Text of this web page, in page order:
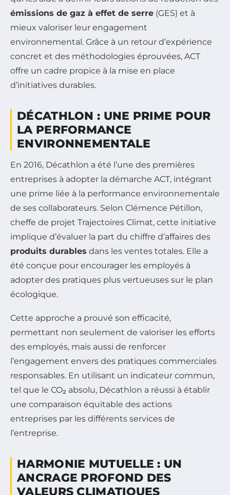
émissions de gaz à effet de serre (GES) et à
mieux valoriser leur engagement
environnemental. Grâce à un retour d’expérience
concret et des méthodologies éprouvées, ACT
offre un cadre propice à la mise en place
d’initiatives durables.
DÉCATHLON : UNE PRIME POUR
LA PERFORMANCE
ENVIRONNEMENTALE
En 2016, Décathlon a été l’une des premières
entreprises à adopter la démarche ACT, intégrant
une prime liée à la performance environnementale
de ses collaborateurs. Selon Clémence Pétillon,
cheffe de projet Trajectoires Climat, cette initiative
implique d’évaluer la part du chiffre d’affaires des
produits durables dans les ventes totales. Elle a
été conçue pour encourager les employés à
adopter des pratiques plus vertueuses sur le plan
écologique.
Cette approche a prouvé son efficacité,
permettant non seulement de valoriser les efforts
des employés, mais aussi de renforcer
l’engagement envers des pratiques commerciales
responsables. En utilisant un indicateur commun,
tel que le CO₂ absolu, Décathlon a réussi à établir
une comparaison équitable des actions
entreprises par les différents services de
l’entreprise.
HARMONIE MUTUELLE : UN
ANCRAGE PROFOND DES
VALEURS CLIMATIQUES